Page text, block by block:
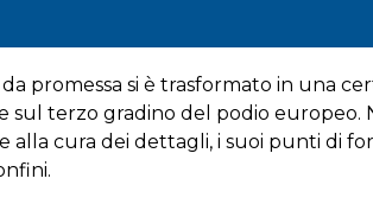
promessa si è trasformato in una
sul terzo gradino del podio europeo.
alla cura dei dettagli, i suoi punti di